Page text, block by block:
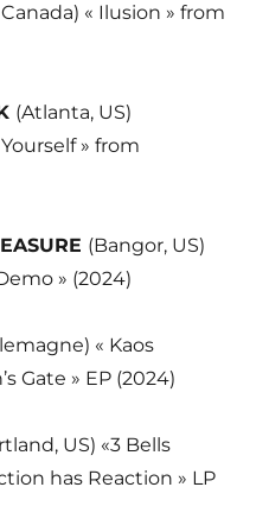
« Ilusion » from
(Atlanta, US)
» from
(Bangor, US)
» (2024)
« Kaos
Gate » EP (2024)
US) «3 Bells
has Reaction » LP